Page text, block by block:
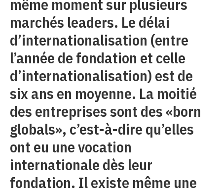
même moment sur plusieurs
marchés leaders. Le délai
d’internationalisation (entre
l’année de fondation et celle
d’internationalisation) est de
six ans en moyenne. La moitié
des entreprises sont des «born
globals», c’est-à-dire qu’elles
ont eu une vocation
internationale dès leur
fondation. Il existe même une